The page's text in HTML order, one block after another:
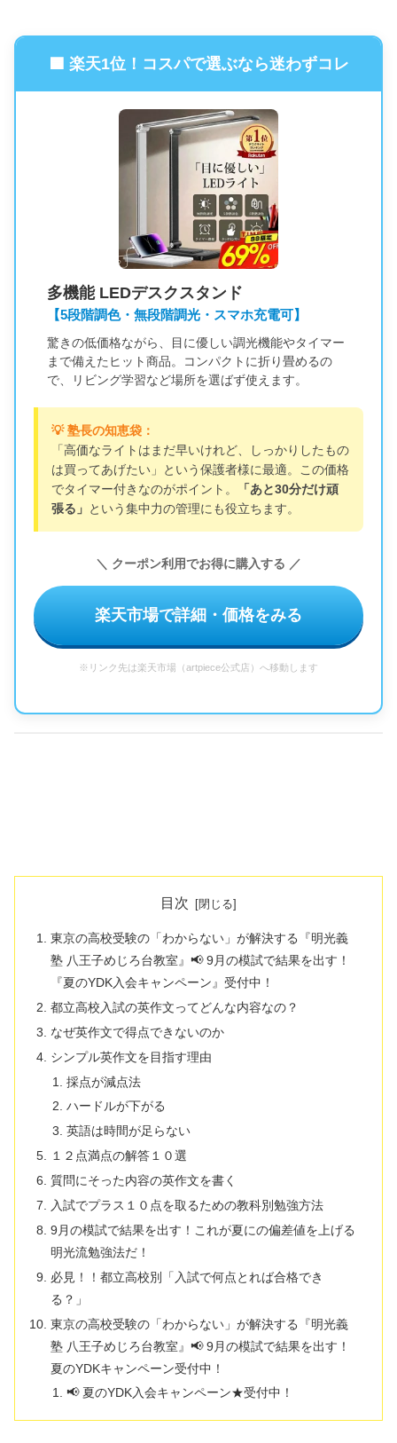
🟦 楽天1位！コスパで選ぶなら迷わずコレ
多機能 LEDデスクスタンド
【5段階調色・無段階調光・スマホ充電可】
驚きの低価格ながら、目に優しい調光機能やタイマー
まで備えたヒット商品。コンパクトに折り畳めるの
で、リビング学習など場所を選ばず使えます。
💡 塾長の知恵袋：
「高価なライトはまだ早いけれど、しっかりしたもの
は買ってあげたい」という保護者様に最適。この価格
でタイマー付きなのがポイント。
「あと30分だけ頑
張る」 という集中力の管理にも役立ちます。
＼ クーポン利用でお得に購入する ／
楽天市場で詳細・価格をみる
※リンク先は楽天市場（artpiece公式店）へ移動します
目次
東京の高校受験の「わからない」が解決する『明光義
塾 八王子めじろ台教室』📢 9月の模試で結果を出す！
『夏のYDK入会キャンペーン』受付中！
都立高校入試の英作文ってどんな内容なの？
なぜ英作文で得点できないのか
シンプル英作文を目指す理由
採点が減点法
ハードルが下がる
英語は時間が足らない
１２点満点の解答１０選
質問にそった内容の英作文を書く
入試でプラス１０点を取るための教科別勉強方法
9月の模試で結果を出す！これが夏にの偏差値を上げる
明光流勉強法だ！
必見！！都立高校別「入試で何点とれば合格でき
る？」
東京の高校受験の「わからない」が解決する『明光義
塾 八王子めじろ台教室』📢 9月の模試で結果を出す！
夏のYDKキャンペーン受付中！
📢 夏のYDK入会キャンペーン★受付中！